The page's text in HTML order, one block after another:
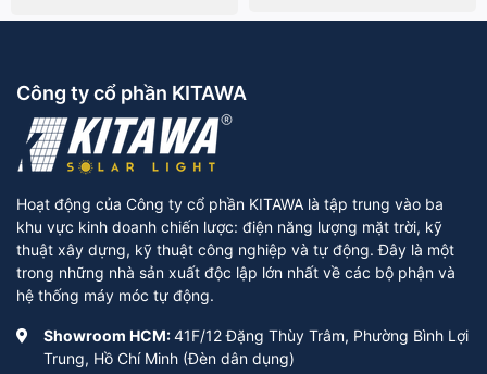
Công ty cổ phần KITAWA
Hoạt động của Công ty cổ phần KITAWA là tập trung vào ba
khu vực kinh doanh chiến lược: điện năng lượng mặt trời, kỹ
thuật xây dựng, kỹ thuật công nghiệp và tự động. Đây là một
trong những nhà sản xuất độc lập lớn nhất về các bộ phận và
hệ thống máy móc tự động.
Showroom HCM:41F/12 Đặng Thùy Trâm, Phường Bình Lợi
Trung, Hồ Chí Minh (Đèn dân dụng)